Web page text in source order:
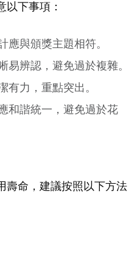
以下事項：
應與頒獎主題相符。
易辨認，避免過於複雜。
有力，重點突出。
和諧統一，避免過於花
壽命，建議按照以下方法